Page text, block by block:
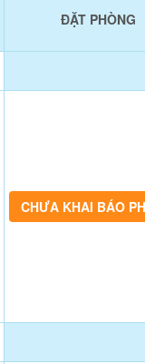
ĐẶT PHÒNG
CHƯA KHAI BÁO